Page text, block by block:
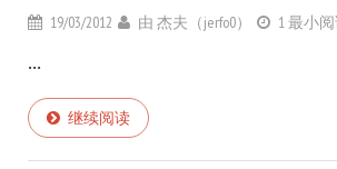
19/03/2012 由 杰夫（jerfo0） 1 最小
...
继续阅读